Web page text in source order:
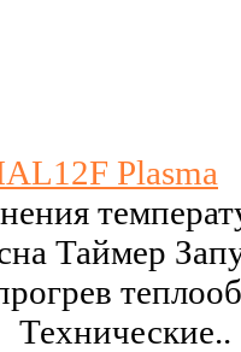
Plasma
Таймер